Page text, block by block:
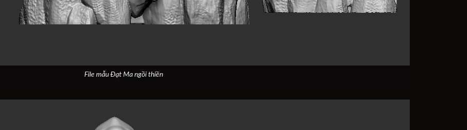
File mẫu Đạt Ma ngồi thiền